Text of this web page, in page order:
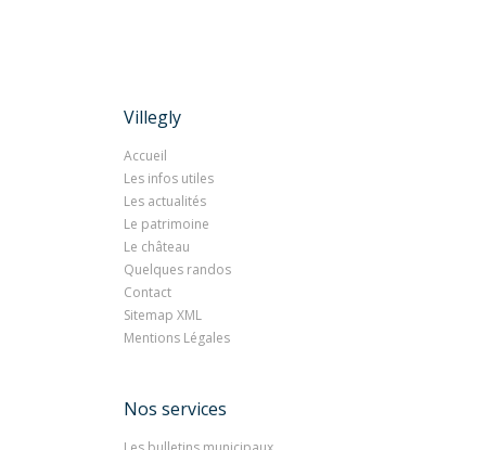
Villegly
Accueil
Les infos utiles
Les actualités
Le patrimoine
Le château
Quelques randos
Contact
Sitemap XML
Mentions Légales
Nos services